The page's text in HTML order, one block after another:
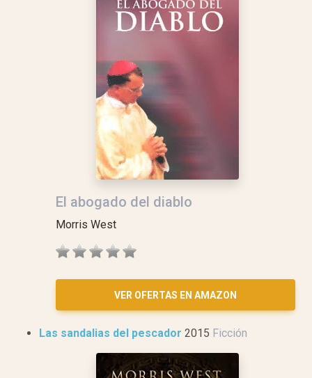
El abogado del diablo
Morris West
VER OFERTAS EN AMAZON
Las sandalias del pescador 2015 Ficción